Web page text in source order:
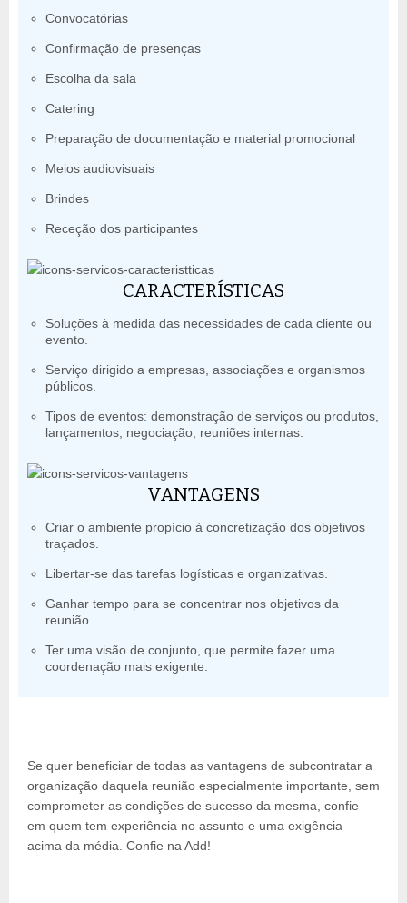
Convocatórias
Confirmação de presenças
Escolha da sala
Catering
Preparação de documentação e material promocional
Meios audiovisuais
Brindes
Receção dos participantes
CARACTERÍSTICAS
Soluções à medida das necessidades de cada cliente ou
evento.
Serviço dirigido a empresas, associações e organismos
públicos.
Tipos de eventos: demonstração de serviços ou produtos,
lançamentos, negociação, reuniões internas.
VANTAGENS
Criar o ambiente propício à concretização dos objetivos
traçados.
Libertar-se das tarefas logísticas e organizativas.
Ganhar tempo para se concentrar nos objetivos da
reunião.
Ter uma visão de conjunto, que permite fazer uma
coordenação mais exigente.
Se quer beneficiar de todas as vantagens de subcontratar a
organização daquela reunião especialmente importante, sem
comprometer as condições de sucesso da mesma, confie
em quem tem experiência no assunto e uma exigência
acima da média. Confie na Add!